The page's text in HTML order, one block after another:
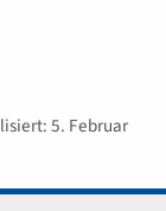
5. Februar